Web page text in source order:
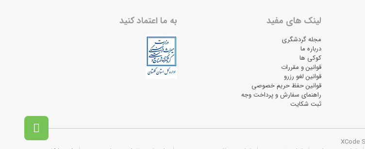

لینک های مفید
مجله گردشگری
درباره ما
کوکی ها
قوانین و مقررات
قوانین لغو رزرو
قوانین حفظ حریم خصوصی
راهنمای سفارش و پرداخت وجه
ثبت شکایت
به ما اعتماد کنید